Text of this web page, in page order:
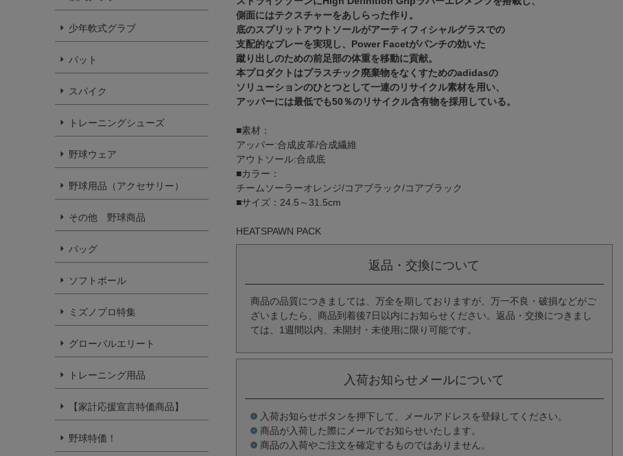
少年軟式グラブ
バット
スパイク
トレーニングシューズ
野球ウェア
野球用品（アクセサリー）
その他 野球商品
バッグ
ソフトボール
ミズノプロ特集
グローバルエリート
トレーニング用品
【家計応援宣言特価商品】
野球特価！
側面にはテクスチャーをあしらった作り。
底のスプリットアウトソールがアーティフィシャルグラスでの
支配的なプレーを実現し、Power Facetがパンチの効いた
蹴り出しのための前足部の体重を移動に貢献。
本プロダクトはプラスチック廃棄物をなくすためのadidasの
ソリューションのひとつとして一連のリサイクル素材を用い、
アッパーには最低でも50％のリサイクル含有物を採用している。
■素材：
アッパー:合成皮革/合成繊維
アウトソール:合成底
■カラー：
チームソーラーオレンジ/コアブラック/コアブラック
■サイズ：24.5～31.5cm
HEATSPAWN PACK
返品・交換について
商品の品質につきましては、万全を期しておりますが、万一不良・破損などがご
ざいましたら、商品到着後7日以内にお知らせください。返品・交換につきまし
ては、1週間以内、未開封・未使用に限り可能です。
入荷お知らせメールについて
入荷お知らせボタンを押下して、メールアドレスを登録してください。
商品が入荷した際にメールでお知らせいたします。
商品の入荷やご注文を確定するものではありません。